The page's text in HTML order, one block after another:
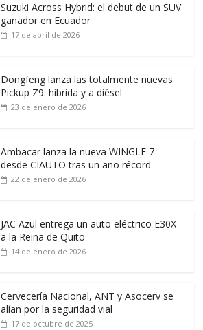
Suzuki Across Hybrid: el debut de un SUV
ganador en Ecuador
17 de abril de 2026
Dongfeng lanza las totalmente nuevas
Pickup Z9: híbrida y a diésel
23 de enero de 2026
Ambacar lanza la nueva WINGLE 7
desde CIAUTO tras un año récord
22 de enero de 2026
JAC Azul entrega un auto eléctrico E30X
a la Reina de Quito
14 de enero de 2026
Cervecería Nacional, ANT y Asocerv se
alían por la seguridad vial
17 de octubre de 2025